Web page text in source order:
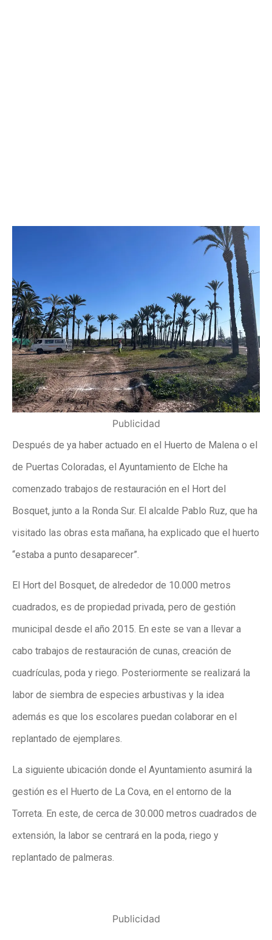
Publicidad
Después de ya haber actuado en el Huerto de Malena o el
de Puertas Coloradas, el Ayuntamiento de Elche ha
comenzado trabajos de restauración en el Hort del
Bosquet, junto a la Ronda Sur. El alcalde Pablo Ruz, que ha
visitado las obras esta mañana, ha explicado que el huerto
“estaba a punto desaparecer”.
El Hort del Bosquet, de alrededor de 10.000 metros
cuadrados, es de propiedad privada, pero de gestión
municipal desde el año 2015. En este se van a llevar a
cabo trabajos de restauración de cunas, creación de
cuadrículas, poda y riego. Posteriormente se realizará la
labor de siembra de especies arbustivas y la idea
además es que los escolares puedan colaborar en el
replantado de ejemplares.
La siguiente ubicación donde el Ayuntamiento asumirá la
gestión es el Huerto de La Cova, en el entorno de la
Torreta. En este, de cerca de 30.000 metros cuadrados de
extensión, la labor se centrará en la poda, riego y
replantado de palmeras.
Publicidad